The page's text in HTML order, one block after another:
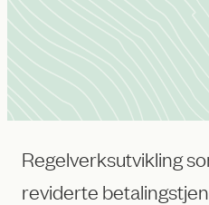
Regelverksutvikling
reviderte